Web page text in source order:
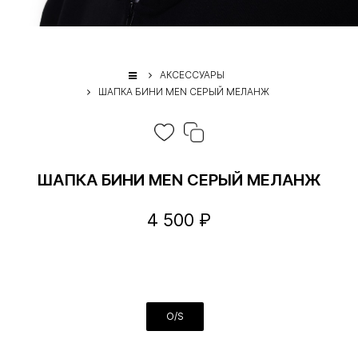
АКСЕССУАРЫ
ШАПКА БИНИ MEN СЕРЫЙ МЕЛАНЖ
ШАПКА БИНИ MEN СЕРЫЙ МЕЛАНЖ
4 500 ₽
O/S